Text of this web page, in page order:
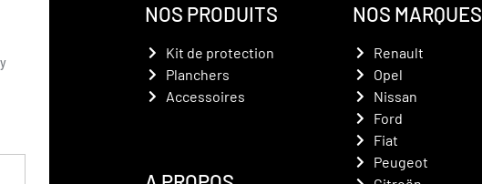
NOS PRODUITS
Kit de protection
Planchers
Accessoires
NOS MARQUES
Renault
Opel
Nissan
Ford
Fiat
Peugeot